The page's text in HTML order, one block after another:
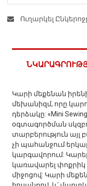
Ուղարկել
Կարի մեքենան
մեխանիզմ, որը
դերձակը: «Mini
օգտագործման
տարբերություն այլ
չի պահանջում
կարգավորում:
կառավարել
միջոցով: Կարի